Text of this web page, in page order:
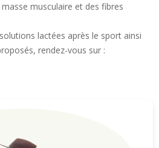
musculaire et des fibres
lactées après le sport ainsi
rendez-vous sur :